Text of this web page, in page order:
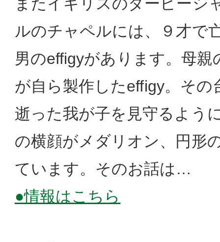
またイギリスのダービーシ
ルのチャペルには、９才で
男のeffigyがあります。母
が自ら製作したeffigy。その
逝った我が子を見守るよう
の横顔がメダリオン、円形
ています。そのお話は…
●情報はこちら